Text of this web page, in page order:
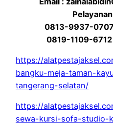
0813-9937-
0819-1109-
https://
bangku-meja-taman-
tangerang-selatan/
https://
sewa-kursi-sofa-studio-